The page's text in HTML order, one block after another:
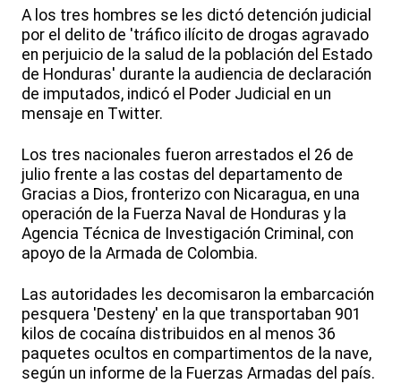
A los tres hombres se les dictó detención judicial
por el delito de 'tráfico ilícito de drogas agravado
en perjuicio de la salud de la población del Estado
de Honduras' durante la audiencia de declaración
de imputados, indicó el Poder Judicial en un
mensaje en Twitter.
Los tres nacionales fueron arrestados el 26 de
julio frente a las costas del departamento de
Gracias a Dios, fronterizo con Nicaragua, en una
operación de la Fuerza Naval de Honduras y la
Agencia Técnica de Investigación Criminal, con
apoyo de la Armada de Colombia.
Las autoridades les decomisaron la embarcación
pesquera 'Desteny' en la que transportaban 901
kilos de cocaína distribuidos en al menos 36
paquetes ocultos en compartimentos de la nave,
según un informe de la Fuerzas Armadas del país.